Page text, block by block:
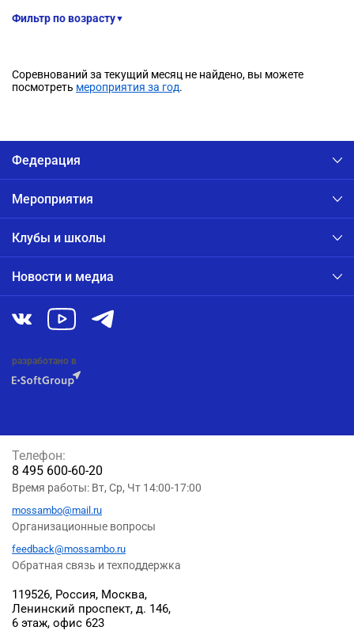
Фильтр по возрасту▼
Соревнований за текущий месяц не найдено, вы можете
посмотреть мероприятия за год.
Федерация
Мероприятия
Клубы и школы
Новости и медиа
разработано в
119526, Россия, Москва,
Ленинский проспект, д. 146,
6 этаж, офис 623
Телефон:
8 495 600-60-20
Время работы: Вт, Ср, Чт 14:00-17:00
mossambo@mail.ru
Организационные вопросы
feedback@mossambo.ru
Обратная связь и техподдержка